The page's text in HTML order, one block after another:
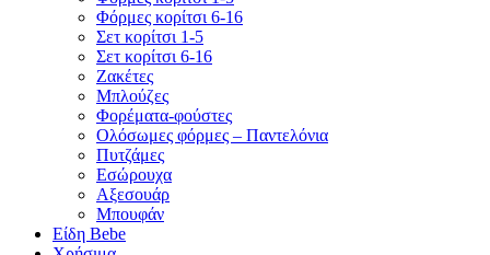
Φόρμες κορίτσι 6-16
Σετ κορίτσι 1-5
Σετ κορίτσι 6-16
Ζακέτες
Μπλούζες
Φορέματα-φούστες
Ολόσωμες φόρμες – Παντελόνια
Πυτζάμες
Εσώρουχα
Αξεσουάρ
Μπουφάν
Είδη Bebe